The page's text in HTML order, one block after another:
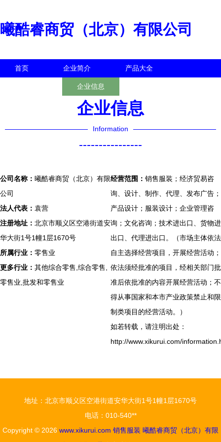
曦酷睿商贸（北京）有限公司
首页 企业简介 产品大全
企业信息
企业信息
Information
----------------
公司名称： 曦酷睿商贸（北京）有限
公司
法人代表： 袁营
注册地址： 北京市顺义区空港街道安
华大街1号1幢1层1670号
所属行业： 零售业
更多行业： 其他综合零售,综合零售,
零售业,批发和零售业
经营范围： 销售服装；经济贸易咨
询、设计、制作、代理、发布广告；
产品设计；服装设计；企业管理咨
询；文化咨询；技术进出口、货物进
出口、代理进出口。（市场主体依法
自主选择经营项目，开展经营活动；
依法须经批准的项目，经相关部门批
准后依批准的内容开展经营活动；不
得从事国家和本市产业政策禁止和限
制类项目的经营活动。）
如若转载，请注明出处：
http://www.xikurui.com/
地址：北京市顺义区空港街道安华大街1号1幢1层1670号
电话：010-540**
Copyright © 2026 www.xikurui.com 销售服装 曦酷睿商贸（北京）有限